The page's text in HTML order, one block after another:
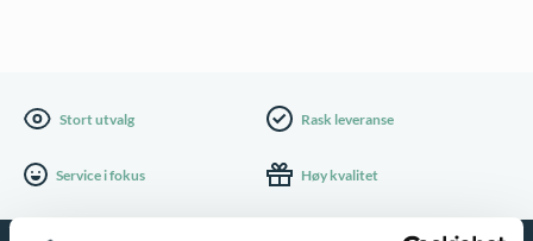
Stort utvalg Rask leveranse
Service i fokus Høy kvalitet